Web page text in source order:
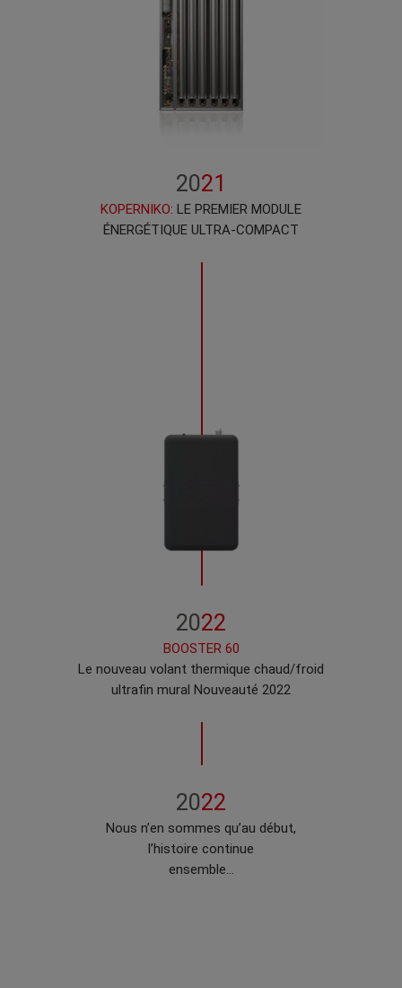
2021
KOPERNIKO: LE PREMIER MODULE
ÉNERGÉTIQUE ULTRA-COMPACT
2022
BOOSTER 60
Le nouveau volant thermique chaud/froid
ultrafin mural Nouveauté 2022
2022
Nous n’en sommes qu’au début,
l’histoire continue
ensemble...